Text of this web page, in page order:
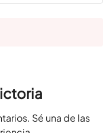
Sé una de las